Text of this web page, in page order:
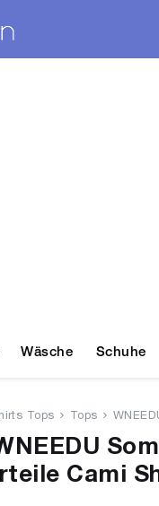
Wäsche Schuhe
Tops Tops
Cami